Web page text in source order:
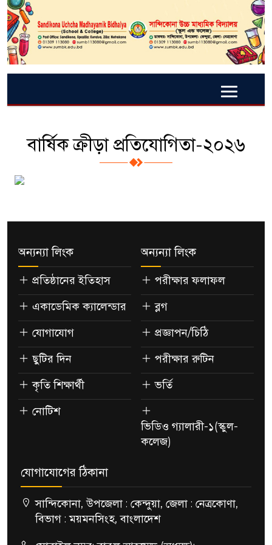
বার্ষিক ক্রীড়া প্রতিযোগিতা-২০২৬
অন্যন্যা লিংক
প্রতিষ্ঠানের ইতিহাস
একাডেমিক ক্যালেন্ডার
যোগাযোগ
ছুটির দিন
কৃতি শিক্ষার্থী
নোটিশ
অন্যন্যা লিংক
পরীক্ষার ফলাফল
ব্লগ
প্রজ্ঞাপন/চিঠি
পরীক্ষার রুটিন
ভর্তি
ভিডিও গ্যালারী-১(স্কুল-
কলেজ)
যোগাযোগের ঠিকানা
সান্দিকোনা, উপজেলা : কেন্দুয়া, জেলা : নেত্রকোণা,
বিভাগ : ময়মনসিংহ, বাংলাদেশ